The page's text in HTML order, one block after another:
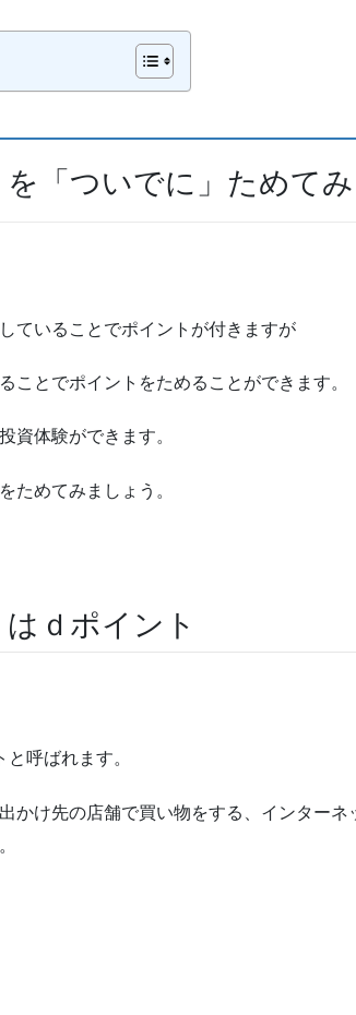
「ついでに」ためてみ
ていることでポイントが付きますが
ことでポイントをためることができます。
資体験ができます。
ためてみましょう。
ｄポイント
呼ばれます。
かけ先の店舗で買い物をする、インターネ